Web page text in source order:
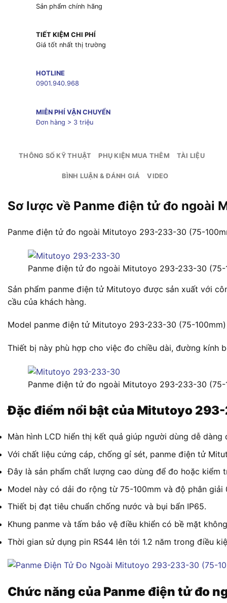
Sản phẩm chính hãng
TIẾT KIỆM CHI PHÍ
Giá tốt nhất thị trường
HOTLINE
0901.940.968
MIỄN PHÍ VẬN CHUYỂN
Đơn hàng > 3 triệu
THÔNG SỐ KỸ THUẬT PHỤ KIỆN MUA THÊM TÀI LIỆU
BÌNH LUẬN & ĐÁNH GIÁ VIDEO
Sơ lược về Panme điện tử đo
Panme điện tử đo ngoài Mitutoyo 293-233-30 (75-
Panme điện tử đo ngoài Mitutoyo 293-233-30 (75-
Sản phẩm panme điện tử Mitutoyo được sản xuất với
cầu của khách hàng.
Model panme điện tử Mitutoyo 293-233-30 (75-
Thiết bị này phù hợp cho việc đo chiều dài, đường kính
Panme điện tử đo ngoài Mitutoyo 293-233-30 (75-
Đặc điểm nổi bật của Mitutoyo
Màn hình LCD hiển thị kết quả giúp người dùng dễ
Với chất liệu cứng cáp, chống gỉ sét, panme điện tử
Đây là sản phẩm chất lượng cao dùng để đo hoặc
Model này có dải đo rộng từ 75-100mm và độ phân
Thiết bị đạt tiêu chuẩn chống nước và bụi bẩn IP65.
Khung panme và tấm bảo vệ điều khiển có bề mặt
Thời gian sử dụng pin RS44 lên tới 1.2 năm trong điều
Chức năng của Panme điện tử đo